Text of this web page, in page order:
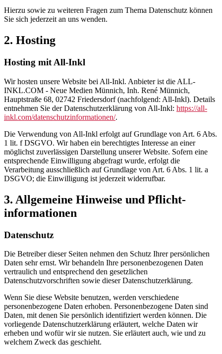
Hierzu sowie zu weiteren Fragen zum Thema Datenschutz können
Sie sich jederzeit an uns wenden.
2. Hosting
Hosting mit All-Inkl
Wir hosten unsere Website bei All-Inkl. Anbieter ist die ALL-
INKL.COM - Neue Medien Münnich, Inh. René Münnich,
Hauptstraße 68, 02742 Friedersdorf (nachfolgend: All-Inkl). Details
entnehmen Sie der Datenschutzerklärung von All-Inkl: https://all-
inkl.com/datenschutzinformationen/.
Die Verwendung von All-Inkl erfolgt auf Grundlage von Art. 6 Abs.
1 lit. f DSGVO. Wir haben ein berechtigtes Interesse an einer
möglichst zuverlässigen Darstellung unserer Website. Sofern eine
entsprechende Einwilligung abgefragt wurde, erfolgt die
Verarbeitung ausschließlich auf Grundlage von Art. 6 Abs. 1 lit. a
DSGVO; die Einwilligung ist jederzeit widerrufbar.
3. Allgemeine Hinweise und Pflicht­
informationen
Datenschutz
Die Betreiber dieser Seiten nehmen den Schutz Ihrer persönlichen
Daten sehr ernst. Wir behandeln Ihre personenbezogenen Daten
vertraulich und entsprechend den gesetzlichen
Datenschutzvorschriften sowie dieser Datenschutzerklärung.
Wenn Sie diese Website benutzen, werden verschiedene
personenbezogene Daten erhoben. Personenbezogene Daten sind
Daten, mit denen Sie persönlich identifiziert werden können. Die
vorliegende Datenschutzerklärung erläutert, welche Daten wir
erheben und wofür wir sie nutzen. Sie erläutert auch, wie und zu
welchem Zweck das geschieht.